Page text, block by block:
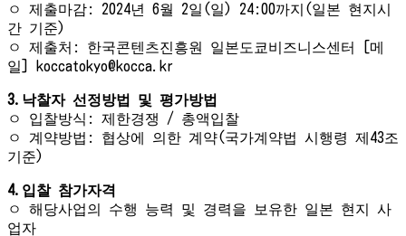
ㅇ 제출마감: 2024년 6월 2일(일) 24:00까지(일본 현지시
간 기준)
ㅇ 제출처: 한국콘텐츠진흥원 일본도쿄비즈니스센터 [메
일] koccatokyo@kocca.kr
3.낙찰자 선정방법 및 평가방법
ㅇ 입찰방식: 제한경쟁 / 총액입찰
ㅇ 계약방법: 협상에 의한 계약(국가계약법 시행령 제43조
기준)
4.입찰 참가자격
ㅇ 해당사업의 수행 능력 및 경력을 보유한 일본 현지 사
업자